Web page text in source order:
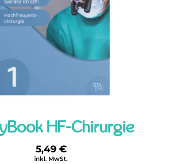
HF-Chirurgie
5,49 €
inkl. MwSt.